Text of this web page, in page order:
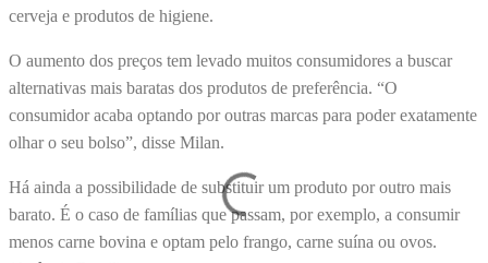
cerveja e produtos de higiene.
O aumento dos preços tem levado muitos consumidores a buscar
alternativas mais baratas dos produtos de preferência. “O
consumidor acaba optando por outras marcas para poder exatamente
olhar o seu bolso”, disse Milan.
Há ainda a possibilidade de substituir um produto por outro mais
barato. É o caso de famílias que passam, por exemplo, a consumir
menos carne bovina e optam pelo frango, carne suína ou ovos.